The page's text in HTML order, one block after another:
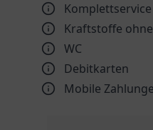
Kraftstoffe
WC
Debitkarten
Mobile